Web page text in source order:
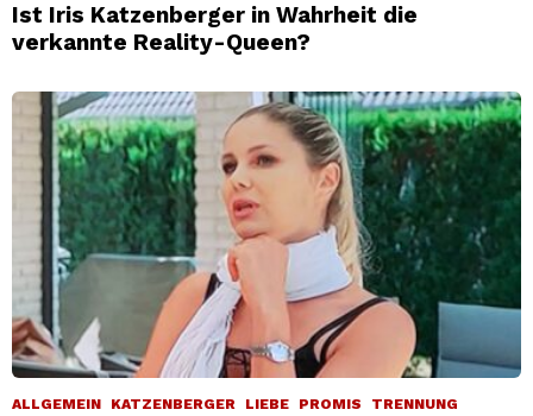
Ist Iris Katzenberger in Wahrheit die
verkannte Reality-Queen?
ALLGEMEIN KATZENBERGER LIEBE PROMIS TRENNUNG